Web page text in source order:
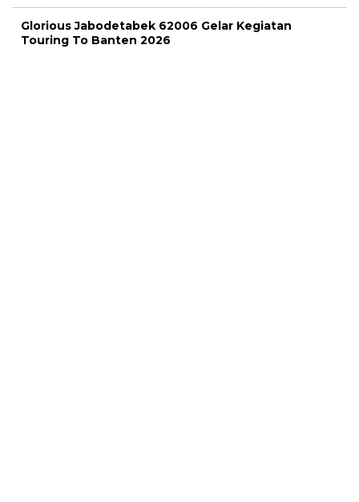
Glorious Jabodetabek 62006 Gelar Kegiatan
Touring To Banten 2026